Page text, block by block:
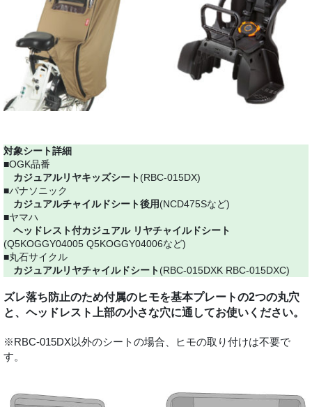
対象シート詳細
■OGK品番
カジュアルリヤキッズシート(RBC-015DX)
■パナソニック
カジュアルチャイルドシート後用(NCD475Sなど)
■ヤマハ
ヘッドレスト付カジュアル リヤチャイルドシート
(Q5KOGGY04005 Q5KOGGY04006など)
■丸石サイクル
カジュアルリヤチャイルドシート(RBC-015DXK RBC-015DXC)
ズレ落ち防止のため付属のヒモを基本プレートの2つの丸穴
と、ヘッドレスト上部の小さな穴に通してお使いください。
※RBC-015DX以外のシートの場合、ヒモの取り付けは不要で
す。